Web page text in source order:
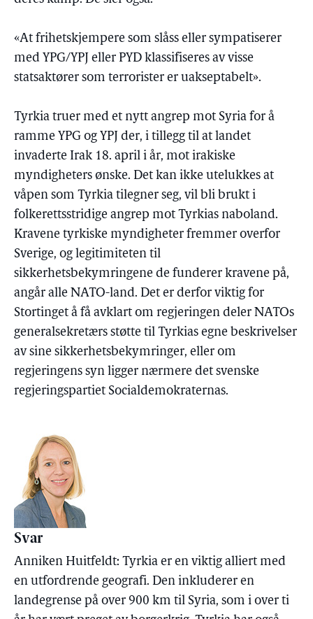
«At frihetskjempere som slåss eller sympatiserer
med YPG/YPJ eller PYD klassifiseres av visse
statsaktører som terrorister er uakseptabelt».
Tyrkia truer med et nytt angrep mot Syria for å
ramme YPG og YPJ der, i tillegg til at landet
invaderte Irak 18. april i år, mot irakiske
myndigheters ønske. Det kan ikke utelukkes at
våpen som Tyrkia tilegner seg, vil bli brukt i
folkerettsstridige angrep mot Tyrkias naboland.
Kravene tyrkiske myndigheter fremmer overfor
Sverige, og legitimiteten til
sikkerhetsbekymringene de funderer kravene på,
angår alle NATO-land. Det er derfor viktig for
Stortinget å få avklart om regjeringen deler NATOs
generalsekretærs støtte til Tyrkias egne beskrivelser
av sine sikkerhetsbekymringer, eller om
regjeringens syn ligger nærmere det svenske
regjeringspartiet Socialdemokraternas.
Svar
Anniken Huitfeldt: Tyrkia er en viktig alliert med
en utfordrende geografi. Den inkluderer en
landegrense på over 900 km til Syria, som i over ti